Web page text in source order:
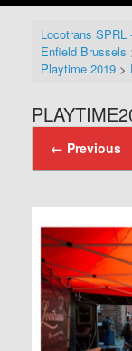
Locotrans
Enfield Brussels
Playtime 2019>
← Previous